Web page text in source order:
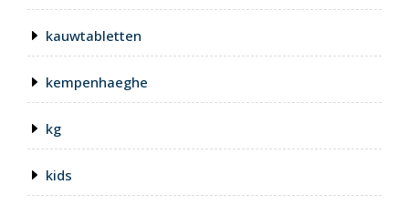
kauwtabletten
kempenhaeghe
kg
kids